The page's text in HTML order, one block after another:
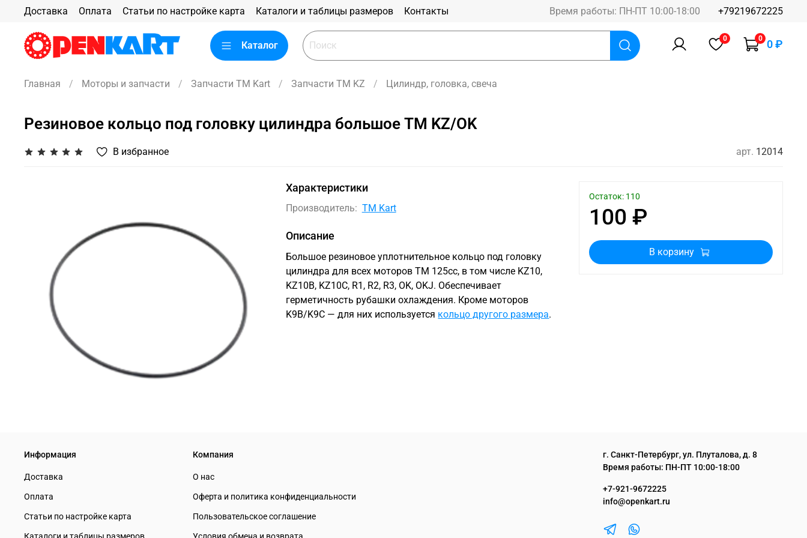
Доставка Оплата Статьи по настройке карта Каталоги и таблицы размеров Контакты Время работы: ПН-ПТ 10:00-18:00 +79219672225
Каталог
0 0 0 ₽
Главная Моторы и запчасти Запчасти TM Kart Запчасти TM KZ Цилиндр, головка, свеча
Резиновое кольцо под головку цилиндра большое TM KZ/OK
В избранное арт. 12014
Характеристики
Производитель: TM Kart
Описание
Большое резиновое уплотнительное кольцо под головку
цилиндра для всех моторов TM 125сс, в том числе KZ10,
KZ10B, KZ10C, R1, R2, R3, OK, OKJ. Обеспечивает
герметичность рубашки охлаждения. Кроме моторов
K9B/K9C — для них используется кольцо другого размера.
100 ₽
Остаток: 110
В корзину
Информация
Доставка
Оплата
Статьи по настройке карта
Компания
О нас
Оферта и политика конфиденциальности
Пользовательское соглашение
г. Санкт-Петербург, ул. Плуталова, д. 8
Время работы: ПН-ПТ 10:00-18:00
+7-921-9672225
info@openkart.ru